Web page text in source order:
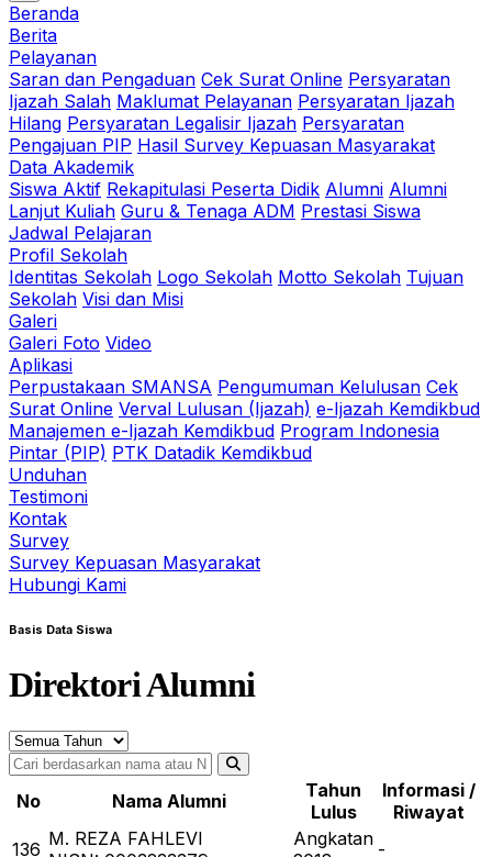
Beranda
Berita
Pelayanan
Saran dan Pengaduan Cek Surat Online Persyaratan
Ijazah Salah Maklumat Pelayanan Persyaratan Ijazah
Hilang Persyaratan Legalisir Ijazah Persyaratan
Pengajuan PIP Hasil Survey Kepuasan Masyarakat
Data Akademik
Siswa Aktif Rekapitulasi Peserta Didik Alumni Alumni
Lanjut Kuliah Guru & Tenaga ADM Prestasi Siswa
Jadwal Pelajaran
Profil Sekolah
Identitas Sekolah Logo Sekolah Motto Sekolah Tujuan
Sekolah Visi dan Misi
Galeri
Galeri Foto Video
Aplikasi
Perpustakaan SMANSA Pengumuman Kelulusan Cek
Surat Online Verval Lulusan (Ijazah) e-Ijazah Kemdikbud
Manajemen e-Ijazah Kemdikbud Program Indonesia
Pintar (PIP) PTK Datadik Kemdikbud
Unduhan
Testimoni
Kontak
Survey
Survey Kepuasan Masyarakat
Hubungi Kami
Basis Data Siswa
Direktori Alumni
No Nama Alumni
Tahun
Lulus
Informasi /
Riwayat
136 M. REZA FAHLEVI
Angkatan -